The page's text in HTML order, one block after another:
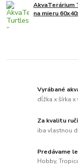
na mieru
Vyrábané
dĺžka x šírka
Za kvalitu
iba vlastnou
Predávame
Hobby,